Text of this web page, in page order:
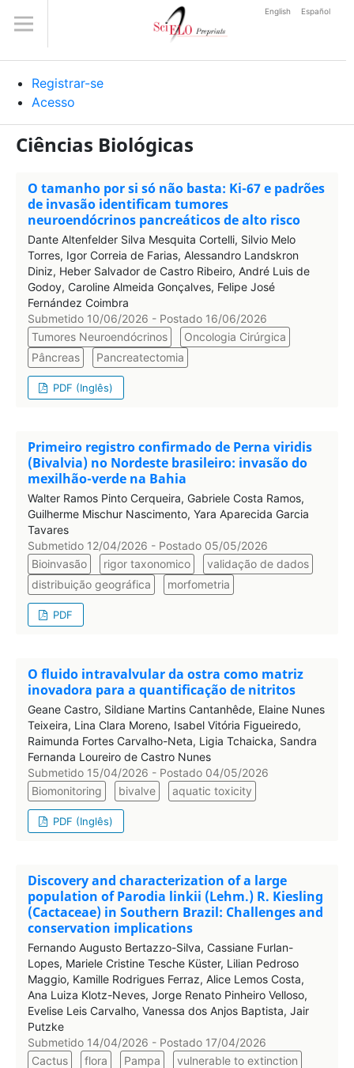
Registrar-se
Acesso
English Español
Ciências Biológicas
O tamanho por si só não basta: Ki-67 e padrões
de invasão identificam tumores
neuroendócrinos pancreáticos de alto risco
Dante Altenfelder Silva Mesquita Cortelli, Silvio Melo
Torres, Igor Correia de Farias, Alessandro Landskron
Diniz, Heber Salvador de Castro Ribeiro, André Luis de
Godoy, Caroline Almeida Gonçalves, Felipe José
Fernández Coimbra
Submetido 10/06/2026 - Postado 16/06/2026
Tumores Neuroendócrinos
Oncologia Cirúrgica
Pâncreas
Pancreatectomia
PDF (Inglês)
Primeiro registro confirmado de Perna viridis
(Bivalvia) no Nordeste brasileiro: invasão do
mexilhão-verde na Bahia
Walter Ramos Pinto Cerqueira, Gabriele Costa Ramos,
Guilherme Mischur Nascimento, Yara Aparecida Garcia
Tavares
Submetido 12/04/2026 - Postado 05/05/2026
Bioinvasão
rigor taxonomico
validação de dados
distribuição geográfica
morfometria
PDF
O fluido intravalvular da ostra como matriz
inovadora para a quantificação de nitritos
Geane Castro, Sildiane Martins Cantanhêde, Elaine Nunes
Teixeira, Lina Clara Moreno, Isabel Vitória Figueiredo,
Raimunda Fortes Carvalho-Neta, Ligia Tchaicka, Sandra
Fernanda Loureiro de Castro Nunes
Submetido 15/04/2026 - Postado 04/05/2026
Biomonitoring
bivalve aquatic toxicity
PDF (Inglês)
Discovery and characterization of a large
population of Parodia linkii (Lehm.) R. Kiesling
(Cactaceae) in Southern Brazil: Challenges and
conservation implications
Fernando Augusto Bertazzo-Silva, Cassiane Furlan-
Lopes, Mariele Cristine Tesche Küster, Lilian Pedroso
Maggio, Kamille Rodrigues Ferraz, Alice Lemos Costa,
Ana Luiza Klotz-Neves, Jorge Renato Pinheiro Velloso,
Evelise Leis Carvalho, Vanessa dos Anjos Baptista, Jair
Putzke
Submetido 14/04/2026 - Postado 17/04/2026
Cactus
flora Pampa vulnerable to extinction